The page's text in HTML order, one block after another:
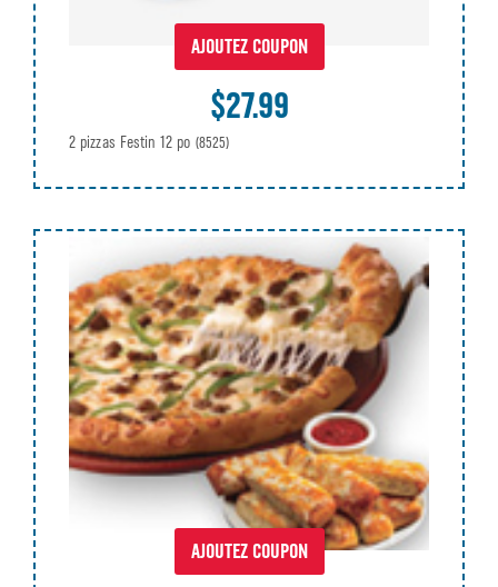
AJOUTEZ COUPON
$27.99
2 pizzas Festin 12 po (8525)
AJOUTEZ COUPON